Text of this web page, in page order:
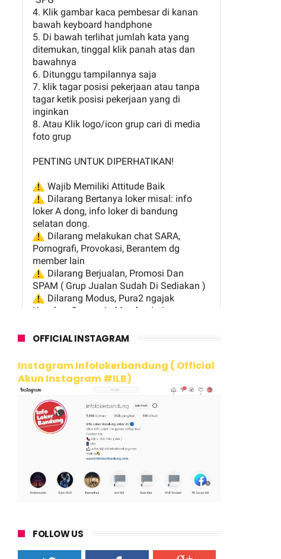
OFFICIAL INSTAGRAM
Instagram Infolokerbandung ( Official
Akun Instagram #ILB)
FOLLOW US